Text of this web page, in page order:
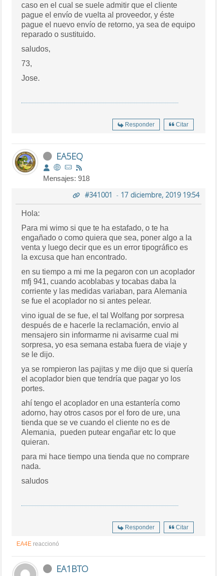
caso en el cual se suele admitir que el cliente
pague el envío de vuelta al proveedor, y éste
pague el nuevo envío de retorno, ya sea de equipo
reparado o sustituido.
saludos,
73,
Jose.
Responder Citar
EA5EQ
Mensajes: 918
#341001 - 17 diciembre, 2019 19:54
Hola:
Para mi wimo si que te ha estafado, o te ha
engañado o como quiera que sea, poner algo a la
venta y luego decir que es un error tipográfico es
la excusa que han encontrado.
en su tiempo a mi me la pegaron con un acoplador
mfj 941, cuando acoblabas y tocabas daba la
corriente y las medidas variaban, para Alemania
se fue el acoplador no si antes pelear.
vino igual de se fue, el tal Wolfang por sorpresa
después de e hacerle la reclamación, envio al
mensajero sin informarme ni avisarme cual mi
sorpresa, yo esa semana estaba fuera de viaje y
se le dijo.
ya se rompieron las pajitas y me dijo que si quería
el acoplador bien que tendría que pagar yo los
portes.
ahí tengo el acoplador en una estantería como
adorno, hay otros casos por el foro de ure, una
tienda que se ve cuando el cliente no es de
Alemania, pueden putear engañar etc lo que
quieran.
para mi hace tiempo una tienda que no comprare
nada.
saludos
Responder Citar
EA4E reaccionó
EA1BTO